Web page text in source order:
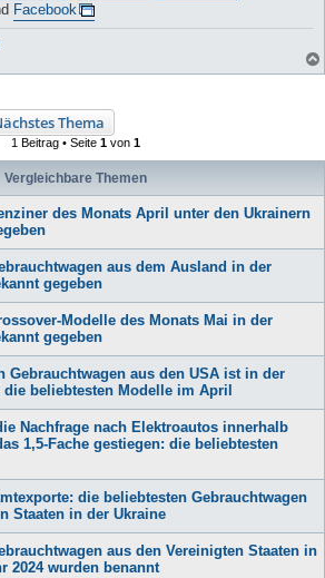
Facebook
Thema
1 Beitrag • Seite 1 von 1
Vergleichbare Themen
des Monats April unter den Ukrainern
aus dem Ausland in der
gegeben
Modelle des Monats Mai in der
gegeben
Gebrauchtwagen aus den USA ist in der
beliebtesten Modelle im April
Nachfrage nach Elektroautos innerhalb
1,5-Fache gestiegen: die beliebtesten
die beliebtesten Gebrauchtwagen
Staaten in der Ukraine
aus den Vereinigten Staaten in
2024 wurden benannt